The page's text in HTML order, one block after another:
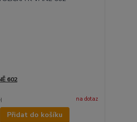
602
na dotaz
Přidat do košíku